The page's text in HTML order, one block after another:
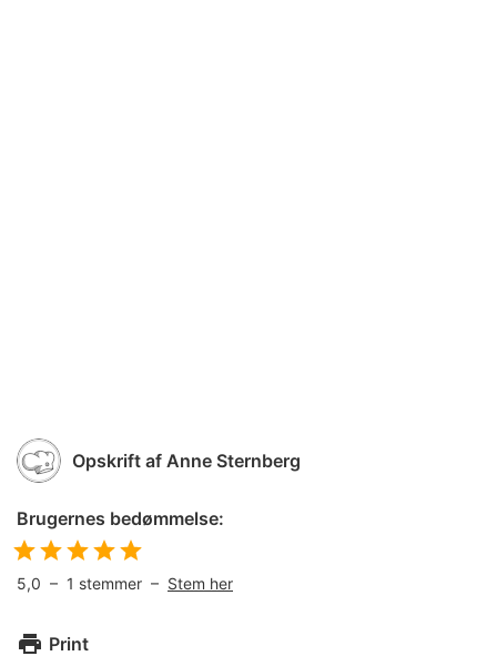
Opskrift af Anne Sternberg
Brugernes bedømmelse:
5,0 – 1 stemmer – Stem her
Print